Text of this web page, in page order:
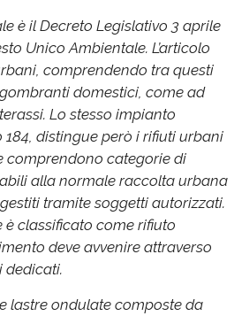
è il Decreto Legislativo 3 aprile
Unico Ambientale. L’articolo
comprendendo tra questi
domestici, come ad
Lo stesso impianto
184, distingue però i rifiuti urbani
comprendono categorie di
alla normale raccolta urbana
tramite soggetti autorizzati.
classificato come rifiuto
deve avvenire attraverso
dedicati.
lastre ondulate composte da